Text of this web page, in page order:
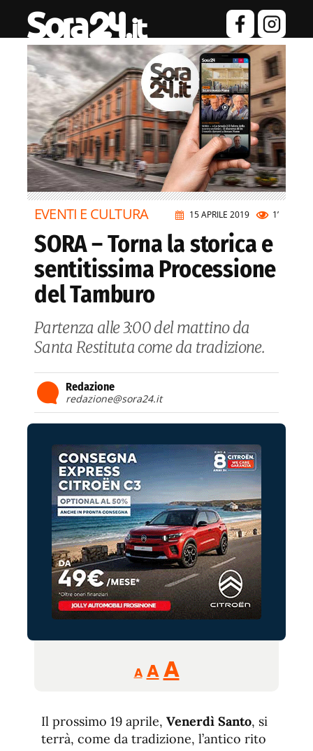
15 APRILE 2019 1’
EVENTI E CULTURA
SORA – Torna la storica e
sentitissima Processione
del Tamburo
Partenza alle 3:00 del mattino da
Santa Restituta come da tradizione.
Redazione
redazione@sora24.it
A
Reducir
tamaño
A Restablecer
de
fuente
AAumentar
de
Il prossimo 19 aprile, Venerdì Santo, si
terrà, come da tradizione, l’antico rito